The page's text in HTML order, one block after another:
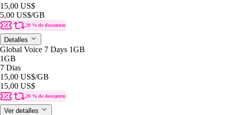
15,00 US$
5,00 US$/GB
20 % de descuento
Detalles
Global Voice 7 Days 1GB
1GB
7 Dias
15,00 US$/GB
15,00 US$
20 % de descuento
Ver detalles